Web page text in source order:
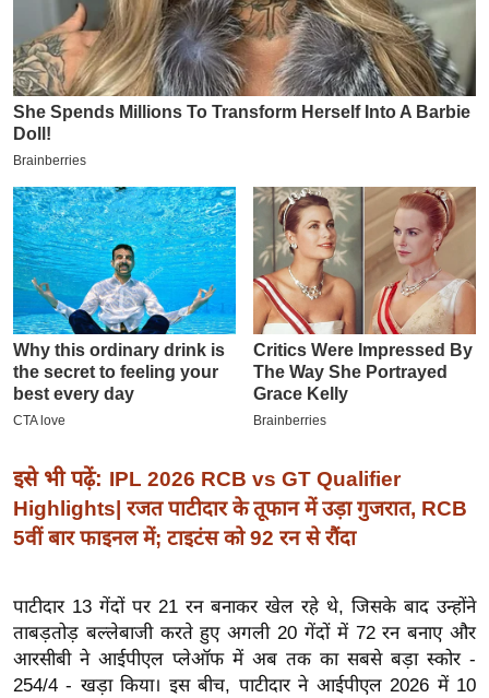
0
2
6
क्रा
इ
म
ई
-
पे
र
मि
सा
ल
बे
मि
सा
श
ख्सि
य
त
इसे भी पढ़ें: IPL 2026 RCB vs GT Qualifier
Highlights| रजत पाटीदार के तूफान में उड़ा गुजरात, RCB
5वीं बार फाइनल में; टाइटंस को 92 रन से रौंदा
पाटीदार 13 गेंदों पर 21 रन बनाकर खेल रहे थे, जिसके बाद उन्होंने
ताबड़तोड़ बल्लेबाजी करते हुए अगली 20 गेंदों में 72 रन बनाए और
आरसीबी ने आईपीएल प्लेऑफ में अब तक का सबसे बड़ा स्कोर -
254/4 - खड़ा किया। इस बीच, पाटीदार ने आईपीएल 2026 में 10